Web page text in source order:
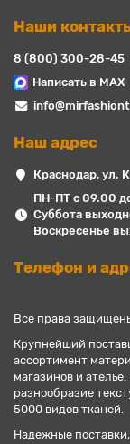
Наши
8 (800) 300-28-45
Написать в MAX
Наш адрес
Краснодар, ул.
ПН-ПТ с 09.00
Суббота
Воскресенье
Телефон и
Все права
Крупнейший
ассортимент
магазинов и
разнообразие
5000 видов тканей.
Надежные